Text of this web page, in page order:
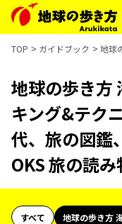
TOP ガイドブック 地球
地球の歩き方
キング&テク
代、旅の図鑑
OKS 旅の読
すべて 地球の歩き方